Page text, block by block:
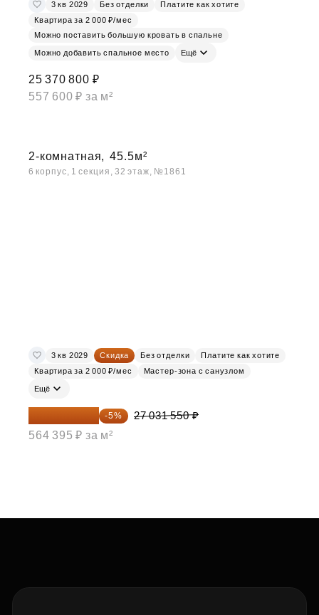
3 кв 2029 Без отделки
Платите как хотите
Квартира за 2 000 ₽/мес
Можно поставить большую кровать в спальне
Можно добавить спальное место Ещё
25 370 800 ₽
557 600 ₽ за м²
2-комнатная, 45.5м²
6 корпус, 1 секция, 32 этаж, №1861
3 кв 2029 Скидка Без отделки
Платите как хотите
Квартира за 2 000 ₽/мес
Мастер-зона с санузлом
Ещё
25 679 973 ₽ -5%
27 031 550 ₽
564 395 ₽ за м²